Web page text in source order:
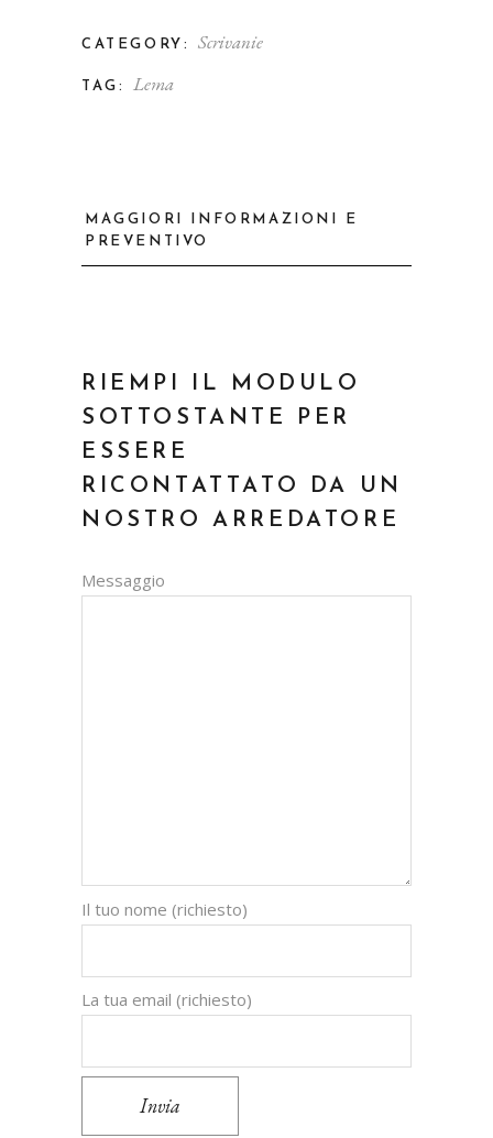
CATEGORY: Scrivanie
TAG: Lema
MAGGIORI INFORMAZIONI E
PREVENTIVO
RIEMPI IL MODULO
SOTTOSTANTE PER
ESSERE
RICONTATTATO DA UN
NOSTRO ARREDATORE
Messaggio
Il tuo nome (richiesto)
La tua email (richiesto)
Invia